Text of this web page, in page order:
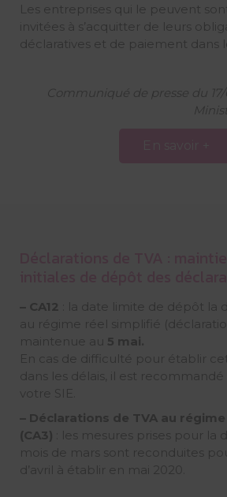
Les entreprises qui le peuvent
invitées à s’acquitter de leurs
déclaratives et de paiement dans
Communiqué de presse du 17/
– CA12 : la date limite de dépôt la
au régime réel simplifié
maintenue au
5 mai.
En cas de difficulté pour établir
dans les délais, il est recommandé
votre SIE.
– Déclarations de TVA au
(CA3) : les mesures prises pour la
mois de mars sont reconduites
d’avril à établir en mai 2020.